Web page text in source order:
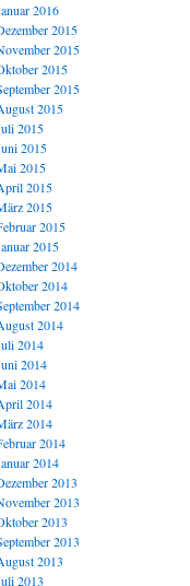
2016
2015
2015
2015
2015
2015
2015
2015
2015
2015
2015
2015
2015
2014
2014
2014
2014
2014
2014
2014
2014
2014
2014
2014
2013
2013
2013
2013
2013
2013